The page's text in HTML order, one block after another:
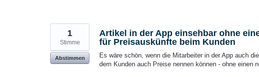
Artikel in der App einsehbar ohne
für Preisauskünfte beim Kunden
Es wäre schön, wenn die Mitarbeiter in der App auch
dem Kunden auch Preise nennen können - ohne einen
1
Stimme
Abstimmen